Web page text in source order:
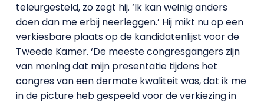
teleurgesteld, zo zegt hij. ‘Ik kan weinig anders
doen dan me erbij neerleggen.’ Hij mikt nu op een
verkiesbare plaats op de kandidatenlijst voor de
Tweede Kamer. ‘De meeste congresgangers zijn
van mening dat mijn presentatie tijdens het
congres van een dermate kwaliteit was, dat ik me
in de picture heb gespeeld voor de verkiezing in